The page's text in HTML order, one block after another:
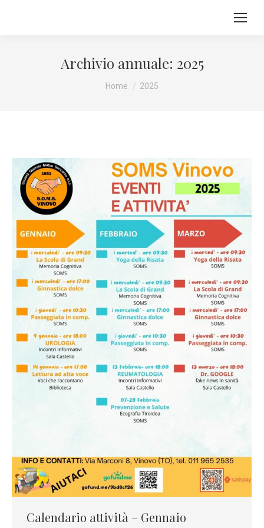
Archivio annuale: 2025
Tu sei qui:
Home 2025
Calendario attività – Gennaio